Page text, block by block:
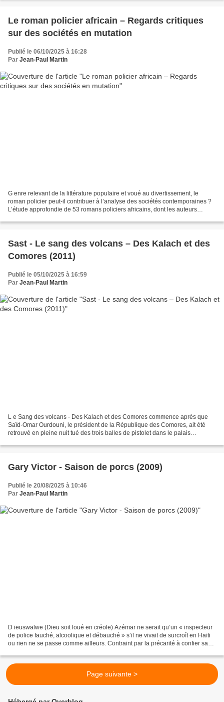
Le roman policier africain – Regards critiques
sur des sociétés en mutation
Publié le 06/10/2025 à 16:28
Par Jean-Paul Martin
G enre relevant de la littérature populaire et voué au divertissement, le
roman policier peut-il contribuer à l’analyse des sociétés contemporaines ?
L’étude approfondie de 53 romans policiers africains, dont les auteurs
Sast - Le sang des volcans – Des Kalach et des
Comores (2011)
Publié le 05/10/2025 à 16:59
Par Jean-Paul Martin
L e Sang des volcans - Des Kalach et des Comores commence après que
Saïd-Omar Ourdouni, le président de la République des Comores, ait été
retrouvé en pleine nuit tué des trois balles de pistolet dans le palais
Gary Victor - Saison de porcs (2009)
Publié le 20/08/2025 à 10:46
Par Jean-Paul Martin
D ieuswalwe (Dieu soit loué en créole) Azémar ne serait qu’un « inspecteur
de police fauché, alcoolique et débauché » s’il ne vivait de surcroît en Haïti
ou rien ne se passe comme ailleurs. Contraint par la précarité à confier sa
Page suivante >